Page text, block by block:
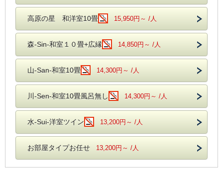
高原の星 和洋室10畳 15,950円～ /人
森-Sin-和室１０畳+広縁 14,850円～ /人
山-San-和室10畳 14,300円～ /人
川-Sen-和室10畳風呂無し 14,300円～ /人
水-Sui-洋室ツイン 13,200円～ /人
お部屋タイプお任せ 13,200円～ /人